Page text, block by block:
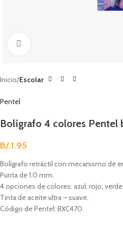
Inicio Escolar
Pentel
Bolígrafo 4 colores Pentel
B/.1.95
Bolígrafo retráctil con mecanismo de
Punta de 1.0 mm.
4 opciones de colores: azul, rojo,
Tinta de aceite ultra – suave.
Código de Pentel: BXC470.